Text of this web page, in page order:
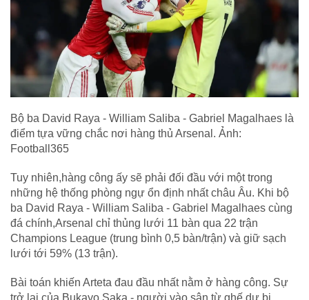
Bộ ba David Raya - William Saliba - Gabriel Magalhaes là
điểm tựa vững chắc nơi hàng thủ Arsenal. Ảnh:
Football365
Tuy nhiên,hàng công ấy sẽ phải đối đầu với một trong
những hệ thống phòng ngự ổn định nhất châu Âu. Khi bộ
ba David Raya - William Saliba - Gabriel Magalhaes cùng
đá chính,Arsenal chỉ thủng lưới 11 bàn qua 22 trận
Champions League (trung bình 0,5 bàn/trận) và giữ sạch
lưới tới 59% (13 trận).
Bài toán khiến Arteta đau đầu nhất nằm ở hàng công. Sự
trở lại của Bukayo Saka - người vào sân từ ghế dự bị